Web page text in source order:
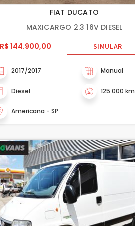
FIAT DUCATO
MAXICARGO 2.3 16V DIESEL
R$ 144.900,00
SIMULAR
2017/2017 Manual
Diesel 125.000 km
Americana - SP